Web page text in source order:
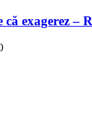
că exagerez –